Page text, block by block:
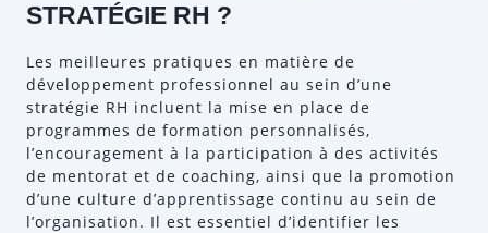
STRATÉGIE RH ?
Les meilleures pratiques en matière de
développement professionnel au sein d’une
stratégie RH incluent la mise en place de
programmes de formation personnalisés,
l’encouragement à la participation à des activités
de mentorat et de coaching, ainsi que la promotion
d’une culture d’apprentissage continu au sein de
l’organisation. Il est essentiel d’identifier les